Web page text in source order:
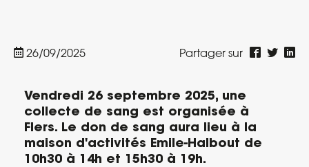
26/09/2025 Partager sur
Vendredi 26 septembre 2025, une
collecte de sang est organisée à
Flers. Le don de sang aura lieu à la
maison d'activités Emile-Halbout de
10h30 à 14h et 15h30 à 19h.